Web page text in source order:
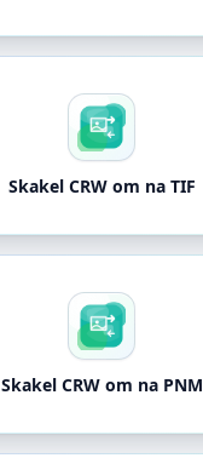
Skakel CRW om na TIF
Skakel CRW om na PNM